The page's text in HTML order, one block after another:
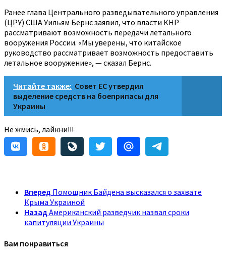
Ранее глава Центрального разведывательного управления
(ЦРУ) США Уильям Бернс заявил, что власти КНР
рассматривают возможность передачи летального
вооружения России. «Мы уверены, что китайское
руководство рассматривает возможность предоставить
летальное вооружение», — сказал Бернс.
Читайте также: Совет ЕС утвердил
выделение средств на боеприпасы для
Украины
Не жмись, лайкни!!!
Вперед Помощник Байдена высказался о захвате
Крыма Украиной
Назад Американский разведчик назвал сроки
капитуляции Украины
Вам понравиться